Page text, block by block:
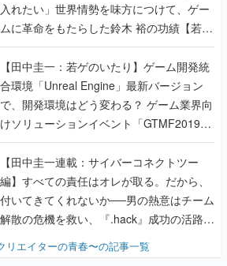
入れたい」世界情勢を味方につけて、ゲー
ムに革命をもたらした鈴木 裕の功績【若ゲ
のいたり】
【田中圭一：若ゲのいたり】ゲーム開発統
合環境「Unreal Engine」最新バージョン
で、開発環境はどう変わる？ ゲーム業界向
けソリューションイベント「GTMF2019」
に行って、より理解を深めよう【PR】
【田中圭一連載：サイバーコネクトツー
編】すべての責任はオレが取る。だから、
付いてきてくれないか──男の熱意はチーム
解散の危機を救い、『.hack』成功の活路を
開く。業界の快男児・松山 洋に流れる血は
『少年ジャンプ』色だった【若ゲのいた
リエイターの青春〜の記事一覧